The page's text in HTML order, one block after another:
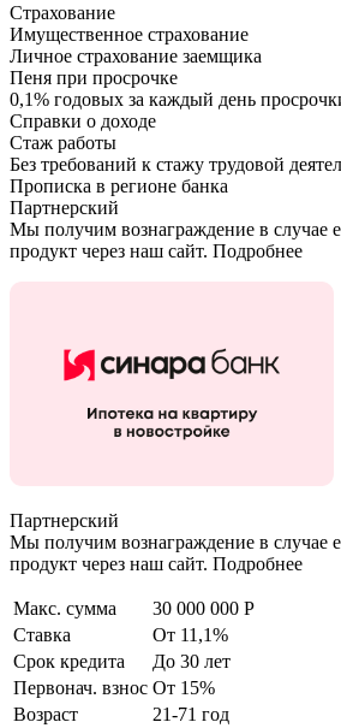
Страхование
Имущественное страхование
Личное страхование заемщика
Пеня при просрочке
0,1% годовых за каждый день
Справки о доходе
Стаж работы
Без требований к стажу трудовой
Прописка в регионе банка
Партнерский
Мы получим вознаграждение в случае
продукт через наш сайт. Подробнее
Партнерский
Мы получим вознаграждение в случае
продукт через наш сайт. Подробнее
Макс. сумма
30 000 000 Р
Ставка
От 11,1%
Срок кредита
До 30 лет
Первонач. взнос От 15%
Возраст
21-71 год